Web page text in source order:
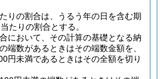
りの割合は、うるう年の日を含む期
たりの割合とする。
において、その計算の基礎となる納
端数があるときはその端数金額を、
円未満であるときはその全額を切り